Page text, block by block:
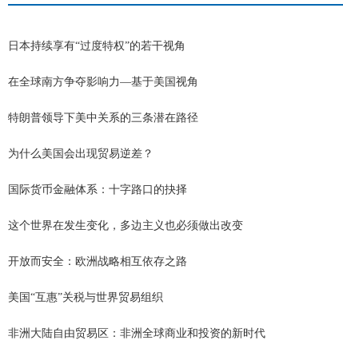
日本持续享有“过度特权”的若干视角
在全球南方争夺影响力—基于美国视角
特朗普领导下美中关系的三条潜在路径
为什么美国会出现贸易逆差？
国际货币金融体系：十字路口的抉择
这个世界在发生变化，多边主义也必须做出改变
开放而安全：欧洲战略相互依存之路
美国“互惠”关税与世界贸易组织
非洲大陆自由贸易区：非洲全球商业和投资的新时代